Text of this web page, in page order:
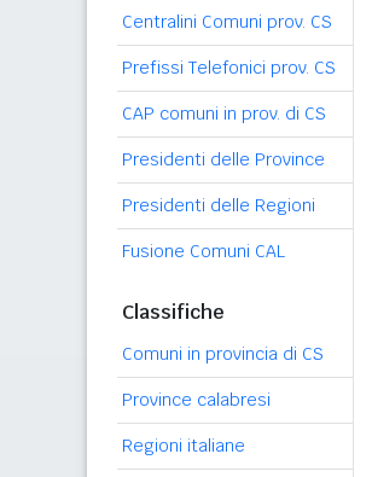
Centralini Comuni prov. CS
Prefissi Telefonici prov. CS
CAP comuni in prov. di CS
Presidenti delle Province
Presidenti delle Regioni
Fusione Comuni CAL
Classifiche
Comuni in provincia di CS
Province calabresi
Regioni italiane